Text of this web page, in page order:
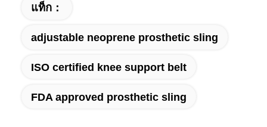
แท็ก：
adjustable neoprene prosthetic sling
ISO certified knee support belt
FDA approved prosthetic sling